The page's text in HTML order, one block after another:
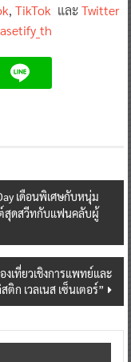
, TikTok และTwitter
เดือนพิเศษกับหนุ่ม
สุดสวีทกับแฟนคลับผู้
เที่ยวเชิงการแพทย์และ
ก เวลเนส เซ็นเตอร์”